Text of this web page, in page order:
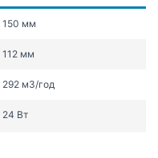
150 мм
112 мм
292 мЗ/год
24 Вт